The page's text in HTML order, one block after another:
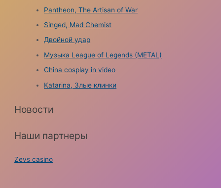
Pantheon, The Artisan of War
Singed, Mad Chemist
Двойной удар
Музыка League of Legends (METAL)
China cosplay in video
Katarina, Злые клинки
Новости
Наши партнеры
Zevs casino